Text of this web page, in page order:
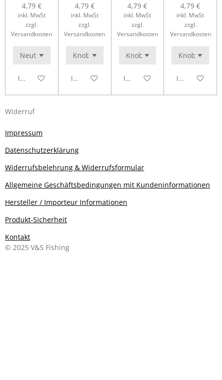
4,79 €
inkl. MwSt
zzgl.
Versandkosten
In den Warenkorb
4,79 €
inkl. MwSt
zzgl.
Versandkosten
In den Warenkorb
4,79 €
inkl. MwSt
zzgl.
Versandkosten
In den Warenkorb
4,79 €
inkl. MwSt
zzgl.
Versandkosten
In den
Widerruf
Impressum
Datenschutzerklärung
Widerrufsbelehrung & Widerrufsformular
Allgemeine Geschäftsbedingungen mit Kundeninformationen
Hersteller / Importeur Informationen
Produkt-Sicherheit
Kontakt
© 2025 V&S Fishing